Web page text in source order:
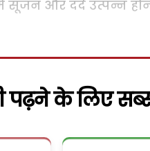
सूजन और दर्द उत्पन्न
के लिए